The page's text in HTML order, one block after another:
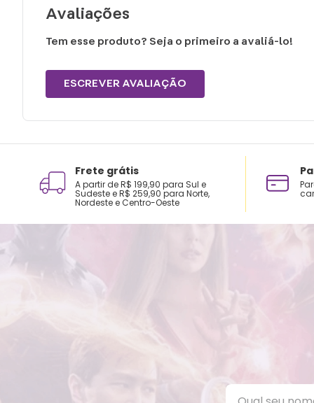
Avaliações
Tem esse produto? Seja o primeiro a avaliá-lo!
ESCREVER AVALIAÇÃO
Frete grátis
A partir de R$ 199,90 para Sul e
Sudeste e R$ 259,90 para Norte,
Nordeste e Centro-Oeste